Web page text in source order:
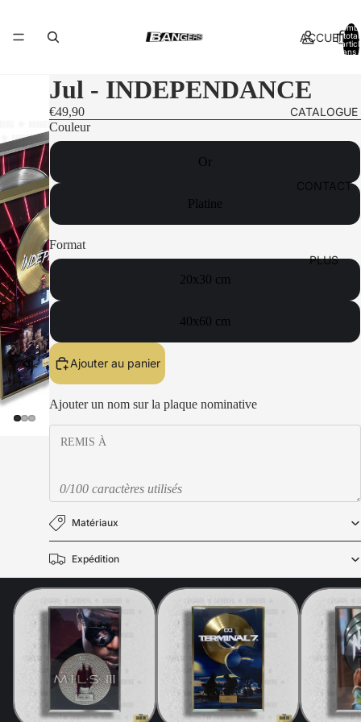
ACCUEIL
CATALOGUE
CONTACT
PLUS
total
dans
Jul - INDEPENDANCE
€49,90
Couleur
Or
Platine
Format
20x30 cm
40x60 cm
Ajouter au panier
Ajouter un nom sur la plaque nominative
0/100 caractères utilisés
Matériaux
Expédition
Politique de confidentialité
Politique de remboursement
Mentions légales